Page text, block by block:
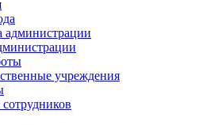
администрации
учреждения